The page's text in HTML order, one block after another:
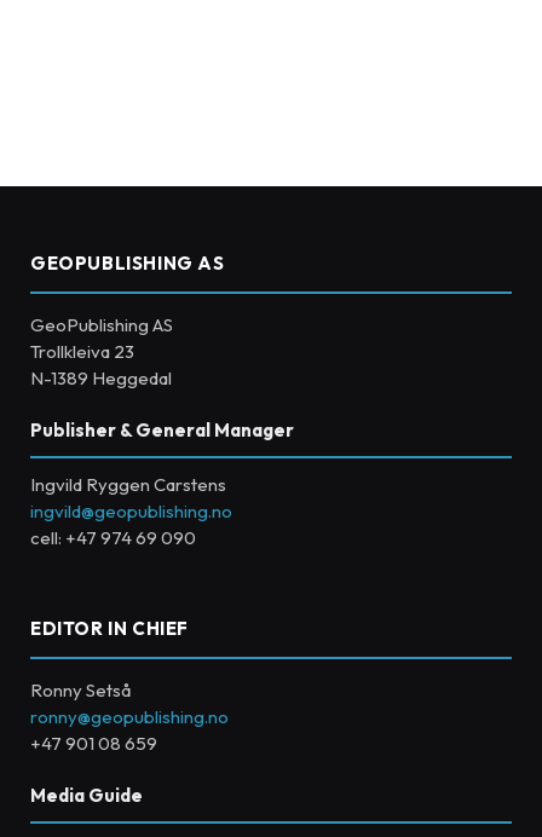
GEOPUBLISHING AS
GeoPublishing AS
Trollkleiva 23
N-1389 Heggedal
Publisher & General Manager
Ingvild Ryggen Carstens
ingvild@geopublishing.no
cell: +47 974 69 090
EDITOR IN CHIEF
Ronny Setså
ronny@geopublishing.no
+47 901 08 659
Media Guide